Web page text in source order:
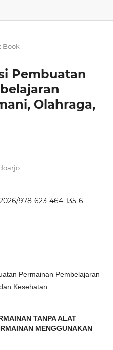
Book
Pembuatan
Olahraga,
978-623-464-135-6
Permainan Pembelajaran
Kesehatan
TANPA ALAT
MENGGUNAKAN